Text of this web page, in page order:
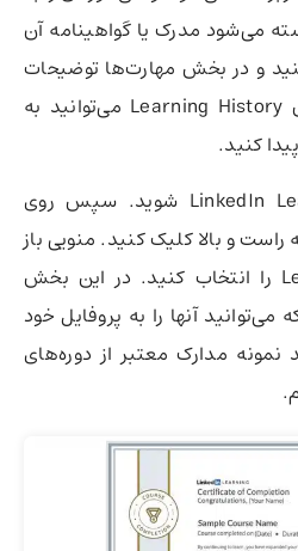
می‌شود مدرک یا گواهینامه آن
و در بخش مهارت‌ها توضیحات
دوره را وارد کنید. از بخش Learning History می‌توانید به
کنید.
وارد صفحه اصلی LinkedIn Learning شوید. سپس روی
و بالا کلیک کنید. منویی باز
می‌شود. Learning History را انتخاب کنید. در این بخش
آنها را به پروفایل خود
نمونه مدارک معتبر از دوره‌های